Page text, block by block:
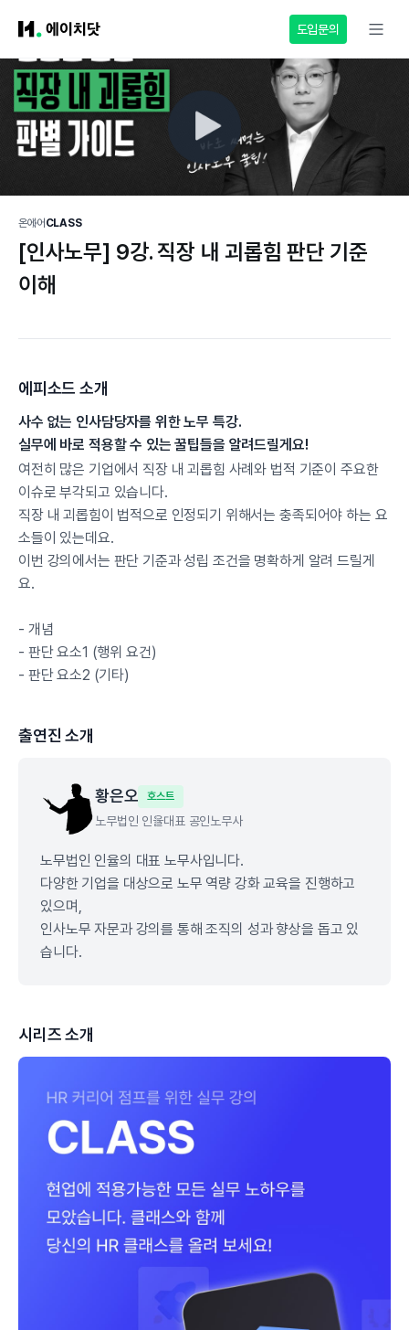
도입문의
온에어 CLASS
[인사노무] 9강. 직장 내 괴롭힘 판단 기준
이해
에피소드 소개
사수 없는 인사담당자를 위한 노무 특강.
실무에 바로 적용할 수 있는 꿀팁들을 알려드릴게요!
여전히 많은 기업에서 직장 내 괴롭힘 사례와 법적 기준이 주요한
이슈로 부각되고 있습니다.
직장 내 괴롭힘이 법적으로 인정되기 위해서는 충족되어야 하는 요
소들이 있는데요.
이번 강의에서는 판단 기준과 성립 조건을 명확하게 알려 드릴게
요.
- 개념
- 판단 요소1 (행위 요건)
- 판단 요소2 (기타)
출연진 소개
황은오 호스트
노무법인 인율대표 공인노무사
노무법인 인율의 대표 노무사입니다.
다양한 기업을 대상으로 노무 역량 강화 교육을 진행하고
있으며,
인사노무 자문과 강의를 통해 조직의 성과 향상을 돕고 있
습니다.
시리즈 소개